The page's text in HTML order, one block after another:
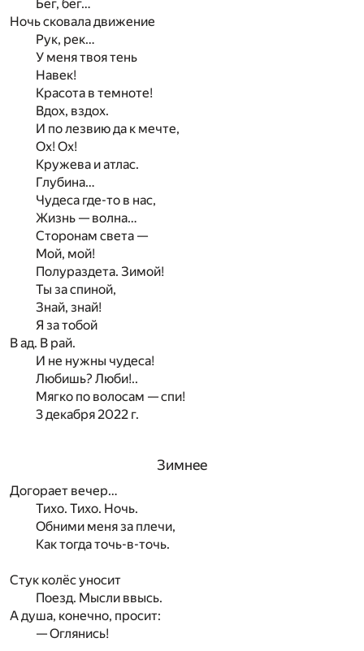
Бег, бег…
Ночь сковала движение
Рук, рек…
У меня твоя тень
Навек!
Красота в темноте!
Вдох, вздох.
И по лезвию да к мечте,
Ох! Ох!
Кружева и атлас.
Глубина…
Чудеса где-то в нас,
Жизнь — волна…
Сторонам света —
Мой, мой!
Полураздета. Зимой!
Ты за спиной,
Знай, знай!
Я за тобой
В ад. В рай.
И не нужны чудеса!
Любишь? Люби!..
Мягко по волосам — спи!
3 декабря 2022 г.
Зимнее
Догорает вечер…
Тихо. Тихо. Ночь.
Обними меня за плечи,
Как тогда точь-в-точь.
Стук колёс уносит
Поезд. Мысли ввысь.
А душа, конечно, просит:
— Оглянись!